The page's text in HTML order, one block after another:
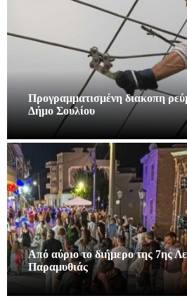
Προγραμματισμένη διακοπη
Δήμο Σουλίου
Από αύριο το διήμερο της 7ης
Παραμυθιάς